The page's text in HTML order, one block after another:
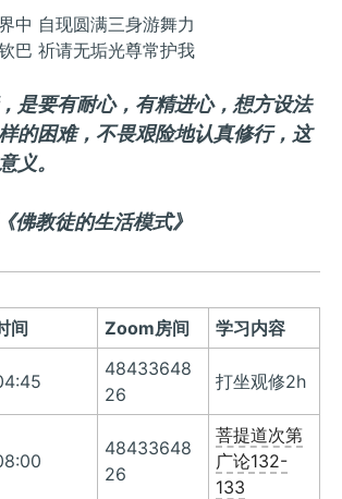
中 自现圆满三身游舞力
巴 祈请无垢光尊常护我
是要有耐心，有精进心，想方设法
的困难，不畏艰险地认真修行，这
义。
佛教徒的生活模式》
间 Zoom房间 学习内容
48433648
26
打坐观修2h
48433648
26
菩提道次第
广论132-
133